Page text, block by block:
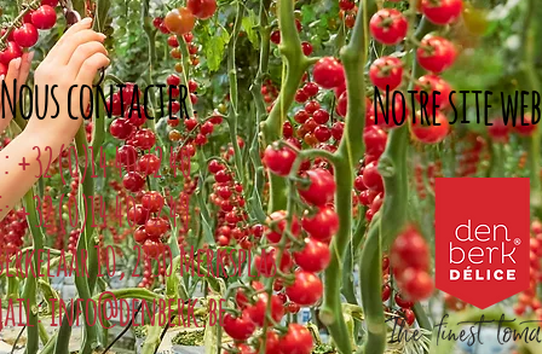
Nous contacter: Notre site
+32 (0)14 40 72 40
+32 (0)14 40 72 49
10, 2330 Merksplas
info@denberk.be